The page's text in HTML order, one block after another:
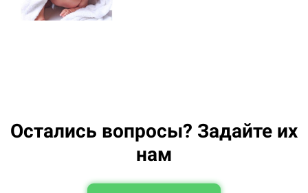
Остались вопросы? Задайте их
нам